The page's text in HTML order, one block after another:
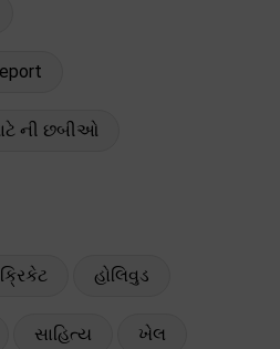
ની છબીઓ
ક્રિકેટ હોલિવુડ
સાહિત્ય ખેલ